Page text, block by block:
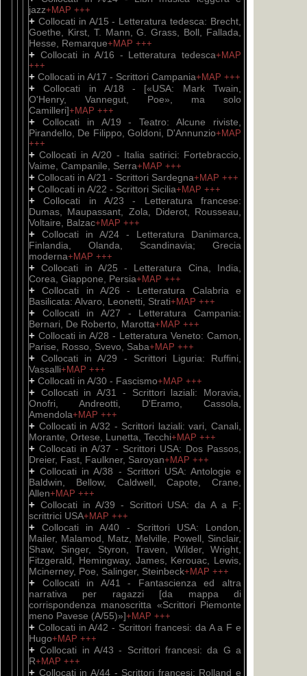
jazz+MAP +++
+ Collocati in A/15 - Letteratura tedesca: Brecht,
Goethe, Kirst, T. Mann, G. Grass, Boll, Fallada,
Hesse, Remarque+MAP +++
+ Collocati in A/16 - Letteratura tedesca+MAP
+++
+ Collocati in A/17 - Scrittori Campania+MAP +++
+Collocati in A/18 - [«USA: Mark Twain,
O'Henry, Vannegut, Poe», ma solo
Camilleri]+MAP +++
+ Collocati in A/19 - Teatro: Alcune riviste,
Pirandello, De Filippo, Goldoni, D'Annunzio+MAP
+++
+Collocati in A/20 - Italia satirici: Fortebraccio,
Vaime, Campanile, Serra+MAP +++
+ Collocati in A/21 - Scrittori Sardegna+MAP +++
+ Collocati in A/22 - Scrittori Sicilia+MAP +++
+Collocati in A/23 - Letteratura francese:
Dumas, Maupassant, Zola, Diderot, Rousseau,
Voltaire, Balzac+MAP +++
+ Collocati in A/24 - Letteratura Danimarca,
Finlandia, Olanda, Scandinavia; Grecia
moderna+MAP +++
+Collocati in A/25 - Letteratura Cina, India,
Corea, Giappone, Persia+MAP +++
+Collocati in A/26 - Letteratura Calabria e
Basilicata: Alvaro, Leonetti, Strati+MAP +++
+ Collocati in A/27 - Letteratura Campania:
Bernari, De Roberto, Marotta+MAP +++
+ Collocati in A/28 - Letteratura Veneto: Camon,
Parise, Rosso, Svevo, Saba+MAP +++
+Collocati in A/29 - Scrittori Liguria: Ruffini,
Vassalli+MAP +++
+ Collocati in A/30 - Fascismo+MAP +++
+ Collocati in A/31 - Scrittori laziali: Moravia,
Onofri, Andreotti, D'Eramo, Cassola,
Amendola+MAP +++
+ Collocati in A/32 - Scrittori laziali: vari, Canali,
Morante, Ortese, Lunetta, Tecchi+MAP +++
+ Collocati in A/37 - Scrittori USA: Dos Passos,
Dreier, Fast, Faulkner, Saroyan+MAP +++
+Collocati in A/38 - Scrittori USA: Antologie e
Baldwin, Bellow, Caldwell, Capote, Crane,
Allen+MAP +++
+ Collocati in A/39 - Scrittori USA: da A a F;
scrittrici USA+MAP +++
+Collocati in A/40 - Scrittori USA: London,
Mailer, Malamod, Matz, Melville, Powell, Sinclair,
Shaw, Singer, Styron, Traven, Wilder, Wright,
Fitzgerald, Hemingway, James, Kerouac, Lewis,
Mcinerney, Poe, Salinger, Steinbeck+MAP +++
+ Collocati in A/41 - Fantascienza ed altra
narrativa per ragazzi [da mappa di
corrispondenza manoscritta «Scrittori Piemonte
meno Pavese (A/55)»]+MAP +++
+ Collocati in A/42 - Scrittori francesi: da A a F e
Hugo+MAP +++
+Collocati in A/43 - Scrittori francesi: da G a
R+MAP +++
+ Collocati in A/44 - Scrittori francesi: Rolland e